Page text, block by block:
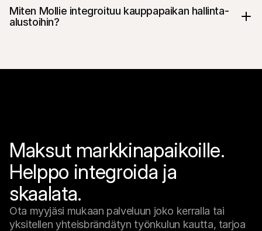
Miten Mollie integroituu kauppapaikan hallinta-
alustoihin?
Maksut markkinapaikoille.
Helppo integroida ja
skaalata.
Ota myyjäsi mukaan palveluun joko kerralla tai
yksitellen yhteisbrändätyn työnkulun kautta, tarjoa